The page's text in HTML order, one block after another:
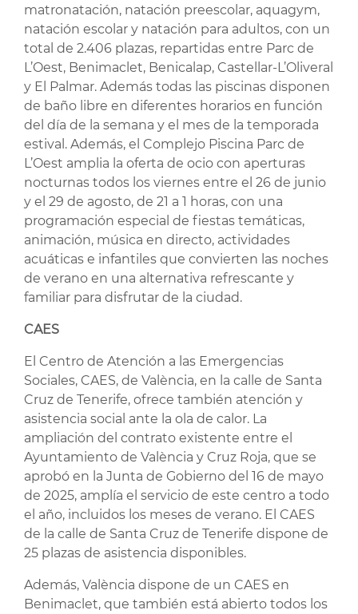
matronatación, natación preescolar, aquagym,
natación escolar y natación para adultos, con un
total de 2.406 plazas, repartidas entre Parc de
L’Oest, Benimaclet, Benicalap, Castellar-L’Oliveral
y El Palmar. Además todas las piscinas disponen
de baño libre en diferentes horarios en función
del día de la semana y el mes de la temporada
estival. Además, el Complejo Piscina Parc de
L’Oest amplia la oferta de ocio con aperturas
nocturnas todos los viernes entre el 26 de junio
y el 29 de agosto, de 21 a 1 horas, con una
programación especial de fiestas temáticas,
animación, música en directo, actividades
acuáticas e infantiles que convierten las noches
de verano en una alternativa refrescante y
familiar para disfrutar de la ciudad.
CAES
El Centro de Atención a las Emergencias
Sociales, CAES, de València, en la calle de Santa
Cruz de Tenerife, ofrece también atención y
asistencia social ante la ola de calor. La
ampliación del contrato existente entre el
Ayuntamiento de València y Cruz Roja, que se
aprobó en la Junta de Gobierno del 16 de mayo
de 2025, amplía el servicio de este centro a todo
el año, incluidos los meses de verano. El CAES
de la calle de Santa Cruz de Tenerife dispone de
25 plazas de asistencia disponibles.
Además, València dispone de un CAES en
Benimaclet, que también está abierto todos los